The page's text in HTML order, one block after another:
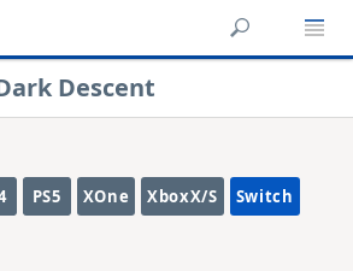
Descent
PS5 XOne XboxX/S Switch